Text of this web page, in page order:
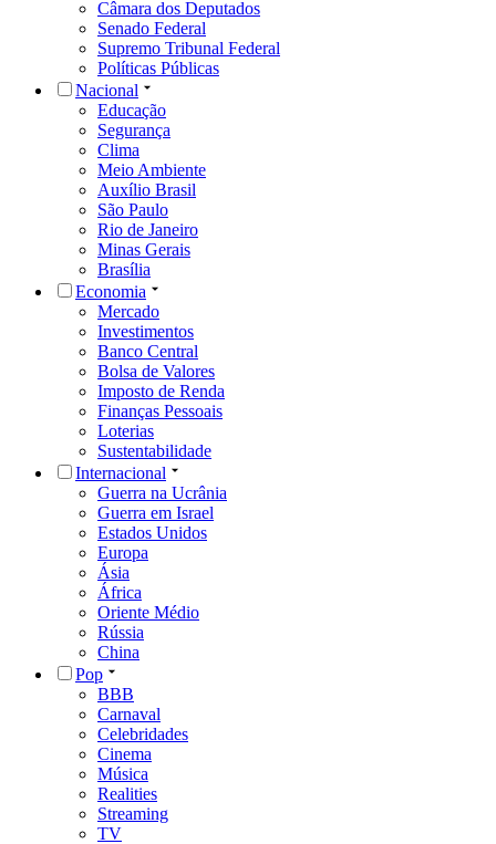
Câmara dos Deputados
Senado Federal
Supremo Tribunal Federal
Políticas Públicas
Nacional
Educação
Segurança
Clima
Meio Ambiente
Auxílio Brasil
São Paulo
Rio de Janeiro
Minas Gerais
Brasília
Economia
Mercado
Investimentos
Banco Central
Bolsa de Valores
Imposto de Renda
Finanças Pessoais
Loterias
Sustentabilidade
Internacional
Guerra na Ucrânia
Guerra em Israel
Estados Unidos
Europa
Ásia
África
Oriente Médio
Rússia
China
Pop
BBB
Carnaval
Celebridades
Cinema
Música
Realities
Streaming
TV